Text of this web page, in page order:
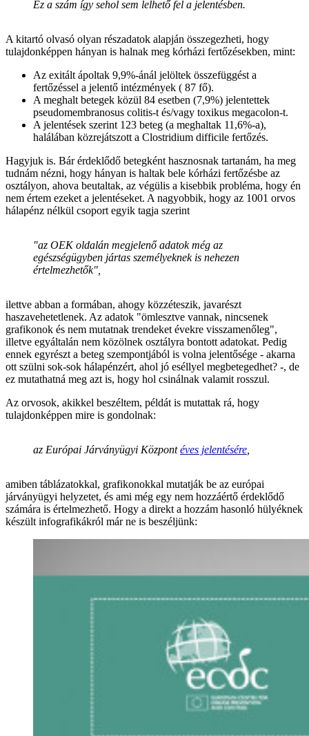
Ez a szám így sehol sem lelhető fel a jelentésben.
A kitartó olvasó olyan részadatok alapján összegezheti, hogy
tulajdonképpen hányan is halnak meg kórházi fertőzésekben, mint:
Az exitált ápoltak 9,9%-ánál jelöltek összefüggést a
fertőzéssel a jelentő intézmények ( 87 fő).
A meghalt betegek közül 84 esetben (7,9%) jelentettek
pseudomembranosus colitis-t és/vagy toxikus megacolon-t.
A jelentések szerint 123 beteg (a meghaltak 11,6%-a),
halálában közrejátszott a Clostridium difficile fertőzés.
Hagyjuk is. Bár érdeklődő betegként hasznosnak tartanám, ha meg
tudnám nézni, hogy hányan is haltak bele kórházi fertőzésbe az
osztályon, ahova beutaltak, az végülis a kisebbik probléma, hogy én
nem értem ezeket a jelentéseket. A nagyobbik, hogy az 1001 orvos
hálapénz nélkül csoport egyik tagja szerint
"az OEK oldalán megjelenő adatok még az
egészségügyben jártas személyeknek is nehezen
értelmezhetők",
ilettve abban a formában, ahogy közzéteszik, javarészt
haszavehetetlenek. Az adatok "ömlesztve vannak, nincsenek
grafikonok és nem mutatnak trendeket évekre visszamenőleg",
illetve egyáltalán nem közölnek osztályra bontott adatokat. Pedig
ennek egyrészt a beteg szempontjából is volna jelentősége - akarna
ott szülni sok-sok hálapénzért, ahol jó eséllyel megbetegedhet? -, de
ez mutathatná meg azt is, hogy hol csinálnak valamit rosszul.
Az orvosok, akikkel beszéltem, példát is mutattak rá, hogy
tulajdonképpen mire is gondolnak:
az Európai Járványügyi Központéves jelentésére
amiben táblázatokkal, grafikonokkal mutatják be az európai
járványügyi helyzetet, és ami még egy nem hozzáértő érdeklődő
számára is értelmezhető. Hogy a direkt a hozzám hasonló hülyéknek
készült infografikákról már ne is beszéljünk: